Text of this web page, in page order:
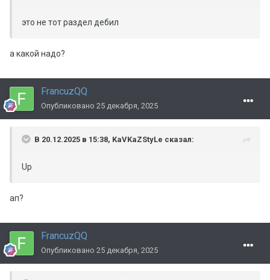
это не тот раздел дебил
а какой надо?
FrancuzQQ
Опубликовано 25 декабря, 2025
В 20.12.2025 в 15:38, KaVKaZStyLe сказал:
Up
ап?
FrancuzQQ
Опубликовано 25 декабря, 2025